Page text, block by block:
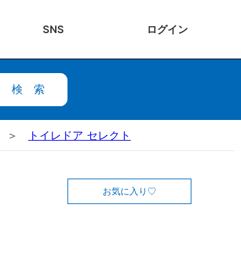
SNS ログイン
検索
トイレドア セレクト
お気に入り